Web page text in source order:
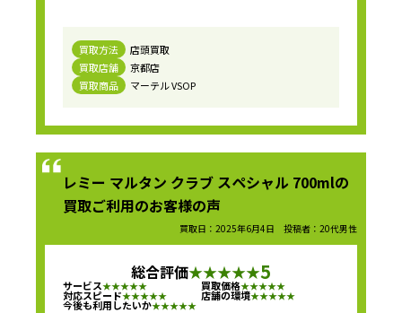
買取方法
店頭買取
買取店舗
京都店
買取商品
マーテル VSOP
レミー マルタン クラブ スペシャル 700mlの
買取ご利用のお客様の声
買取日：2025年6月4日 投稿者：20代男性
総合評価★★★★★5
サービス★★★★★ 買取価格★★★★★
対応スピード★★★★★ 店舗の環境★★★★★
今後も利用したいか★★★★★